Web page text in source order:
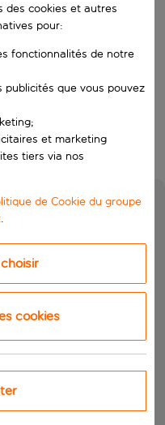
des cookies et autres
pour:
fonctionnalités de notre
publicités que vous pouvez
et marketing
tiers via nos
de Cookie du groupe
.
cookies